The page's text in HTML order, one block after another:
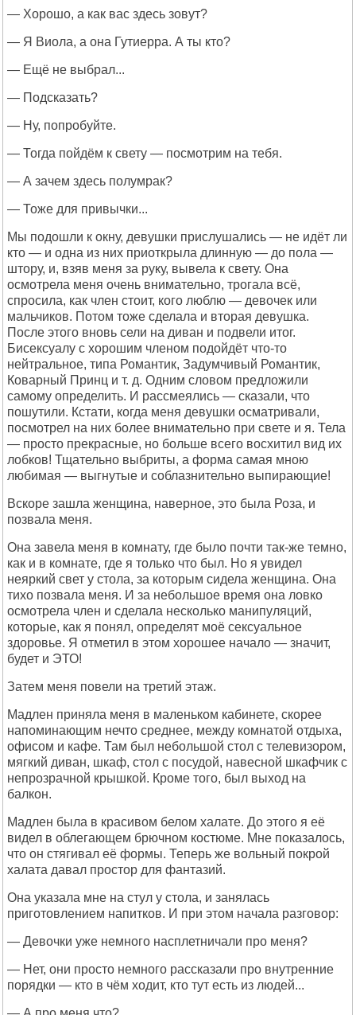
— Хорошо, а как вас здесь зовут?
— Я Виола, а она Гутиерра. А ты кто?
— Ещё не выбрал...
— Подсказать?
— Ну, попробуйте.
— Тогда пойдём к свету — посмотрим на тебя.
— А зачем здесь полумрак?
— Тоже для привычки...
Мы подошли к окну, девушки прислушались — не идёт ли
кто — и одна из них приоткрыла длинную — до пола —
штору, и, взяв меня за руку, вывела к свету. Она
осмотрела меня очень внимательно, трогала всё,
спросила, как член стоит, кого люблю — девочек или
мальчиков. Потом тоже сделала и вторая девушка.
После этого вновь сели на диван и подвели итог.
Бисексуалу с хорошим членом подойдёт что-то
нейтральное, типа Романтик, Задумчивый Романтик,
Коварный Принц и т. д. Одним словом предложили
самому определить. И рассмеялись — сказали, что
пошутили. Кстати, когда меня девушки осматривали,
посмотрел на них более внимательно при свете и я. Тела
— просто прекрасные, но больше всего восхитил вид их
лобков! Тщательно выбриты, а форма самая мною
любимая — выгнутые и соблазнительно выпирающие!
Вскоре зашла женщина, наверное, это была Роза, и
позвала меня.
Она завела меня в комнату, где было почти так-же темно,
как и в комнате, где я только что был. Но я увидел
неяркий свет у стола, за которым сидела женщина. Она
тихо позвала меня. И за небольшое время она ловко
осмотрела член и сделала несколько манипуляций,
которые, как я понял, определят моё сексуальное
здоровье. Я отметил в этом хорошее начало — значит,
будет и ЭТО!
Затем меня повели на третий этаж.
Мадлен приняла меня в маленьком кабинете, скорее
напоминающим нечто среднее, между комнатой отдыха,
офисом и кафе. Там был небольшой стол с телевизором,
мягкий диван, шкаф, стол с посудой, навесной шкафчик с
непрозрачной крышкой. Кроме того, был выход на
балкон.
Мадлен была в красивом белом халате. До этого я её
видел в облегающем брючном костюме. Мне показалось,
что он стягивал её формы. Теперь же вольный покрой
халата давал простор для фантазий.
Она указала мне на стул у стола, и занялась
приготовлением напитков. И при этом начала разговор:
— Девочки уже немного насплетничали про меня?
— Нет, они просто немного рассказали про внутренние
порядки — кто в чём ходит, кто тут есть из людей...